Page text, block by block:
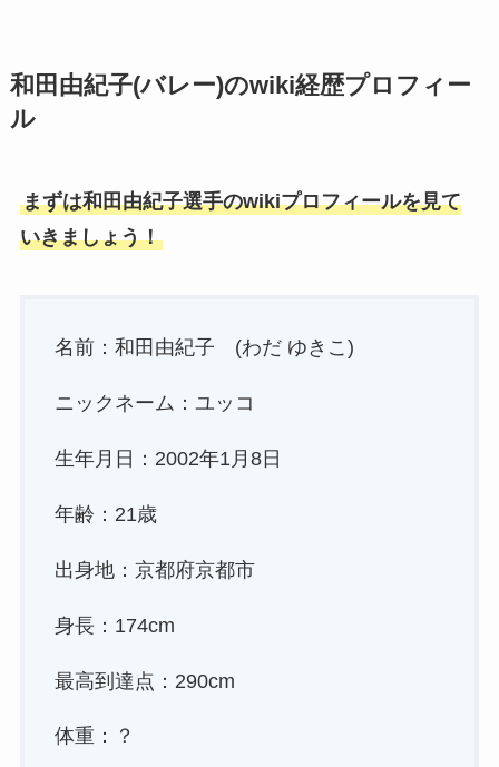
和田由紀子(バレー)のwiki経歴プロフィー
ル
まずは和田由紀子選手のwikiプロフィールを見て
いきましょう！
名前：和田由紀子 (わだ ゆきこ)
ニックネーム：ユッコ
生年月日：2002年1月8日
年齢：21歳
出身地：京都府京都市
身長：174cm
最高到達点：290cm
体重：？